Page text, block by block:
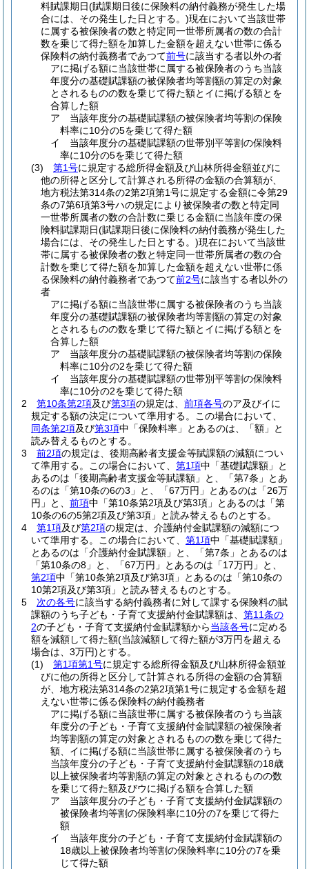
料賦課期日(賦課期日後に保険料の納付義務が発生した場
合には、その発生した日とする。)現在において当該世帯
に属する被保険者の数と特定同一世帯所属者の数の合計
数を乗じて得た額を加算した金額を超えない世帯に係る
保険料の納付義務者であつて前号に該当する者以外の者
アに掲げる額に当該世帯に属する被保険者のうち当該
年度分の基礎賦課額の被保険者均等割額の算定の対象
とされるものの数を乗じて得た額とイに掲げる額とを
合算した額
ア 当該年度分の基礎賦課額の被保険者均等割の保険
料率に10分の5を乗じて得た額
イ 当該年度分の基礎賦課額の世帯別平等割の保険料
率に10分の5を乗じて得た額
(3)
第1号に規定する総所得金額及び山林所得金額並びに
他の所得と区分して計算される所得の金額の合算額が、
地方税法第314条の2第2項第1号に規定する金額に令第29
条の7第6項第3号ハの規定により被保険者の数と特定同
一世帯所属者の数の合計数に乗じる金額に当該年度の保
険料賦課期日(賦課期日後に保険料の納付義務が発生した
場合には、その発生した日とする。)現在において当該世
帯に属する被保険者の数と特定同一世帯所属者の数の合
計数を乗じて得た額を加算した金額を超えない世帯に係
る保険料の納付義務者であつて前2号に該当する者以外の
者
アに掲げる額に当該世帯に属する被保険者のうち当該
年度分の基礎賦課額の被保険者均等割額の算定の対象
とされるものの数を乗じて得た額とイに掲げる額とを
合算した額
ア 当該年度分の基礎賦課額の被保険者均等割の保険
料率に10分の2を乗じて得た額
イ 当該年度分の基礎賦課額の世帯別平等割の保険料
率に10分の2を乗じて得た額
2
第10条第2項及び第3項の規定は、 前項各号のア及びイに
規定する額の決定について準用する。
この場合において、
同条第2項及び第3項中「保険料率」とあるのは、「額」と
読み替えるものとする。
3
前2項の規定は、後期高齢者支援金等賦課額の減額につい
て準用する。
この場合において、 第1項中「基礎賦課額」と
あるのは「後期高齢者支援金等賦課額」と、「第7条」とあ
るのは「第10条の6の3」と、「67万円」とあるのは「26万
円」と、 前項中「第10条第2項及び第3項」とあるのは「第
10条の6の5第2項及び第3項」と読み替えるものとする。
4
第1項及び第2項の規定は、介護納付金賦課額の減額につ
いて準用する。
この場合において、 第1項中「基礎賦課額」
とあるのは「介護納付金賦課額」と、「第7条」とあるのは
「第10条の8」と、「67万円」とあるのは「17万円」と、
第2項中「第10条第2項及び第3項」とあるのは「第10条の
10第2項及び第3項」と読み替えるものとする。
5
次の各号に該当する納付義務者に対して課する保険料の賦
課額のうち子ども・子育て支援納付金賦課額は、 第11条の
2の子ども・子育て支援納付金賦課額から当該各号に定める
額を減額して得た額(当該減額して得た額が3万円を超える
場合は、3万円)とする。
(1)
第1項第1号に規定する総所得金額及び山林所得金額並
びに他の所得と区分して計算される所得の金額の合算額
が、地方税法第314条の2第2項第1号に規定する金額を超
えない世帯に係る保険料の納付義務者
アに掲げる額に当該世帯に属する被保険者のうち当該
年度分の子ども・子育て支援納付金賦課額の被保険者
均等割額の算定の対象とされるものの数を乗じて得た
額、イに掲げる額に当該世帯に属する被保険者のうち
当該年度分の子ども・子育て支援納付金賦課額の18歳
以上被保険者均等割額の算定の対象とされるものの数
を乗じて得た額及びウに掲げる額を合算した額
ア 当該年度分の子ども・子育て支援納付金賦課額の
被保険者均等割の保険料率に10分の7を乗じて得た
額
イ 当該年度分の子ども・子育て支援納付金賦課額の
18歳以上被保険者均等割の保険料率に10分の7を乗
じて得た額